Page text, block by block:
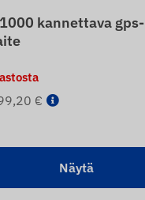
kannettava gps-
€
Näytä